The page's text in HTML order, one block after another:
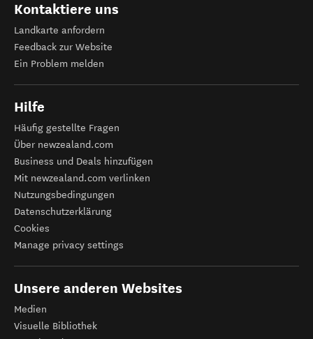
Kontaktiere uns
Landkarte anfordern
Feedback zur Website
Ein Problem melden
Hilfe
Häufig gestellte Fragen
Über newzealand.com
Business und Deals hinzufügen
Mit newzealand.com verlinken
Nutzungsbedingungen
Datenschutzerklärung
Cookies
Manage privacy settings
Unsere anderen Websites
Medien
Visuelle Bibliothek